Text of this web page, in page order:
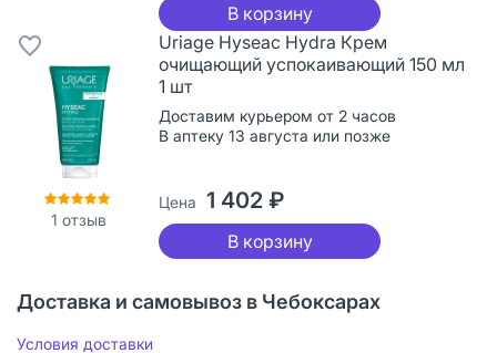
В корзину
1 отзыв
Uriage Hyseac Hydra Крем
очищающий успокаивающий 150 мл
1 шт
Доставим курьером от 2 часов
В аптеку 13 августа или позже
Цена 1 402 ₽
В корзину
Доставка и самовывоз в Чебоксарах
Условия доставки